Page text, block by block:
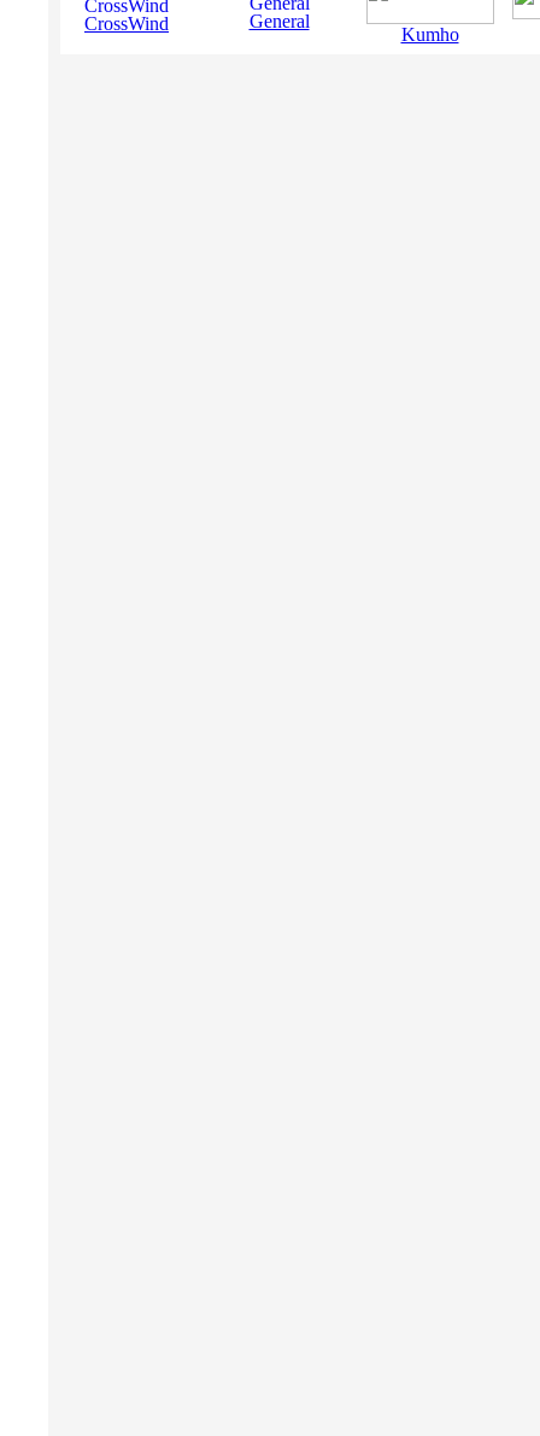
CrossWind General
Kumho